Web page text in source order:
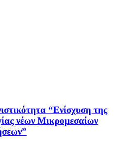
“Ενίσχυση της
νέων Μικρομεσαίων